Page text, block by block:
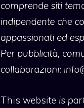
comprende siti
indipendente che
appassionati ed
Per pubblicità,
collaborazioni:
This website is